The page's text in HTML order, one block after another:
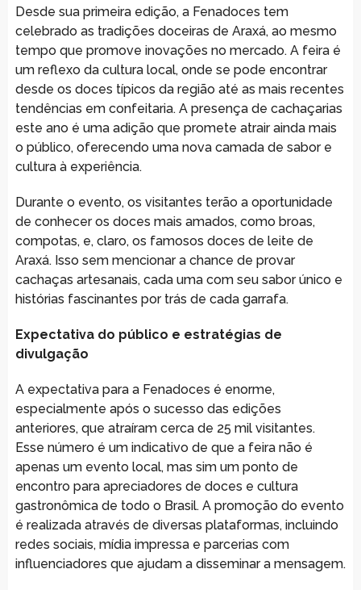
Desde sua primeira edição, a Fenadoces tem
celebrado as tradições doceiras de Araxá, ao mesmo
tempo que promove inovações no mercado. A feira é
um reflexo da cultura local, onde se pode encontrar
desde os doces típicos da região até as mais recentes
tendências em confeitaria. A presença de cachaçarias
este ano é uma adição que promete atrair ainda mais
o público, oferecendo uma nova camada de sabor e
cultura à experiência.
Durante o evento, os visitantes terão a oportunidade
de conhecer os doces mais amados, como broas,
compotas, e, claro, os famosos doces de leite de
Araxá. Isso sem mencionar a chance de provar
cachaças artesanais, cada uma com seu sabor único e
histórias fascinantes por trás de cada garrafa.
Expectativa do público e estratégias de
divulgação
A expectativa para a Fenadoces é enorme,
especialmente após o sucesso das edições
anteriores, que atraíram cerca de 25 mil visitantes.
Esse número é um indicativo de que a feira não é
apenas um evento local, mas sim um ponto de
encontro para apreciadores de doces e cultura
gastronômica de todo o Brasil. A promoção do evento
é realizada através de diversas plataformas, incluindo
redes sociais, mídia impressa e parcerias com
influenciadores que ajudam a disseminar a mensagem.